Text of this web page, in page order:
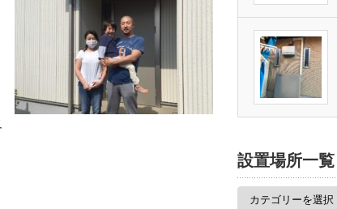
設置場所一覧